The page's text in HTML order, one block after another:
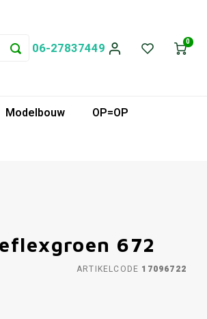
06-27837449 0
Modelbouw
OP=OP
672
ARTIKELCODE 17096722